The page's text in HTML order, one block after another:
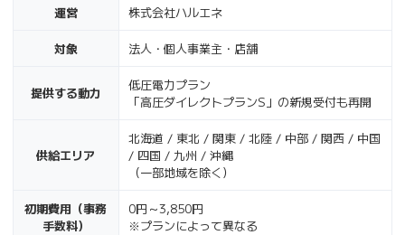
運営 株式会社ハルエネ
対象 法人・個人事業主・店舗
提供する動力
低圧電力プラン
「高圧ダイレクトプランS」の新規受付も再開
供給エリア
北海道 / 東北 / 関東 / 北陸 / 中部 / 関西 / 中国
/ 四国 / 九州 / 沖縄
（一部地域を除く）
初期費用（事務
手数料）
0円～3,850円
※プランによって異なる